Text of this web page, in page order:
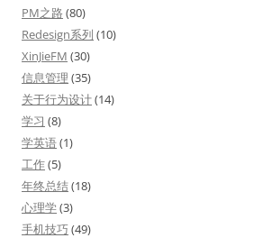
PM之路 (80)
Redesign系列 (10)
XinJieFM (30)
信息管理 (35)
关于行为设计(14)
学习 (8)
学英语(1)
工作(5)
年终总结(18)
心理学(3)
手机技巧(49)